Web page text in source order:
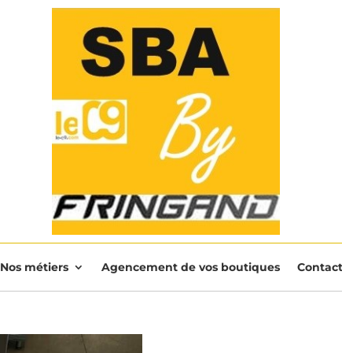
Nos métiers Agencement de vos boutiques Contact